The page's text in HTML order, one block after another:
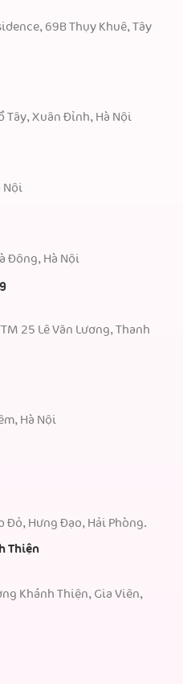
69B Thụy Khuê, Tây
Tây, Xuân Đỉnh, Hà Nội
Nội
Đông, Hà Nội
25 Lê Văn Lương, Thanh
Hà Nội
Đỏ, Hưng Đạo, Hải Phòng.
Thiện
Khánh Thiện, Gia Viên,